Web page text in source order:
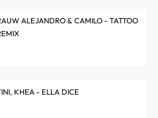
ALEJANDRO & CAMILO - TATTOO
KHEA - ELLA DICE